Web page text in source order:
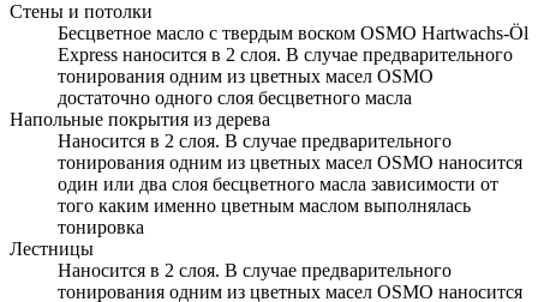
Стены и потолки
Бесцветное масло с твердым воском OSMO Hartwachs-Öl
Express наносится в 2 слоя. В случае предварительного
тонирования одним из цветных масел OSMO
достаточно одного слоя бесцветного масла
Напольные покрытия из дерева
Наносится в 2 слоя. В случае предварительного
тонирования одним из цветных масел OSMO наносится
один или два слоя бесцветного масла зависимости от
того каким именно цветным маслом выполнялась
тонировка
Лестницы
Наносится в 2 слоя. В случае предварительного
тонирования одним из цветных масел OSMO наносится